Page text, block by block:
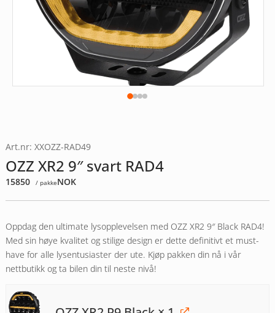
Art.nr: XXOZZ-RAD49
OZZ XR2 9″ svart RAD4
15850 / pakkeNOK
Oppdag den ultimate lysopplevelsen med OZZ XR2 9″ Black RAD4!
Med sin høye kvalitet og stilige design er dette definitivt et must-
have for alle lysentusiaster der ute. Kjøp pakken din nå i vår
nettbutikk og ta bilen din til neste nivå!